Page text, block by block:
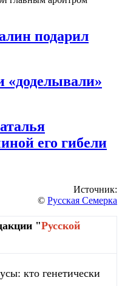
подарил
его гибели
Источник:
© Русская Семерка
"Русской
кто генетически